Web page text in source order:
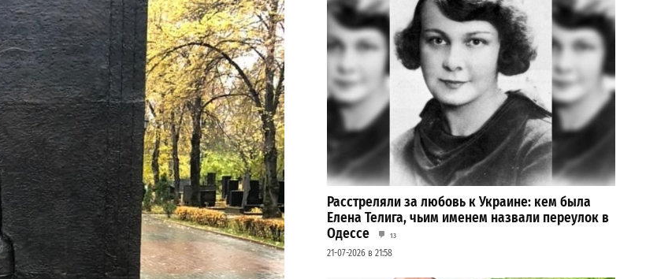
Расстреляли за любовь к Украине: кем была
Елена Телига, чьим именем назвали переулок в
Одессе
13
21-07-2026 в 21:58